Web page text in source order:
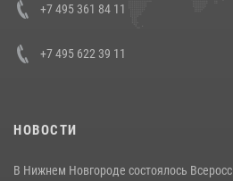
+7 495 361 84 11
+7 495 622 39 11
НОВОСТИ
В Нижнем Новгороде состоялось